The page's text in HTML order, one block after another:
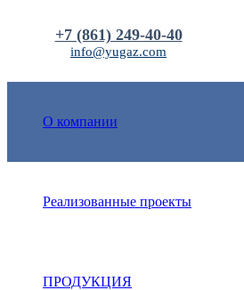
+7 (861) 249-40-40
info@yugaz.com
О компании
Реализованные проекты
ПРОДУКЦИЯ